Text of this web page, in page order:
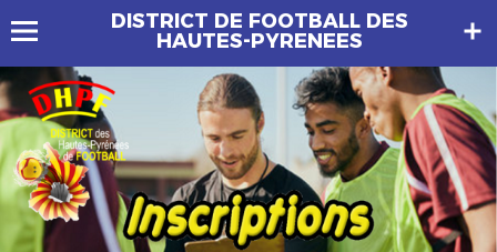
DISTRICT DE FOOTBALL DES
HAUTES-PYRENEES